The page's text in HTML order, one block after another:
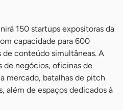
150 startups expositoras da
capacidade para 600
de conteúdo simultâneas. A
de negócios, oficinas de
mercado, batalhas de pitch
além de espaços dedicados à